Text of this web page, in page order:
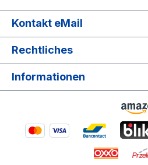
Kontakt eMail
Rechtliches
Informationen